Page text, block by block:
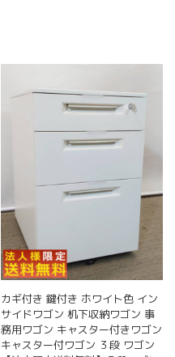
カギ付き 鍵付き ホワイト色 イン
サイドワゴン 机下収納ワゴン 事
務用ワゴン キャスター付きワゴン
キャスター付ワゴン ３段 ワゴン